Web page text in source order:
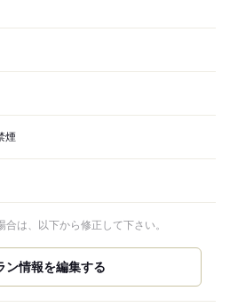
煙
は、以下から修正して下さい。